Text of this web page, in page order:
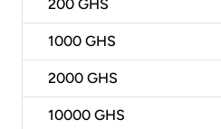
200 GHS
1000 GHS
2000 GHS
10000 GHS